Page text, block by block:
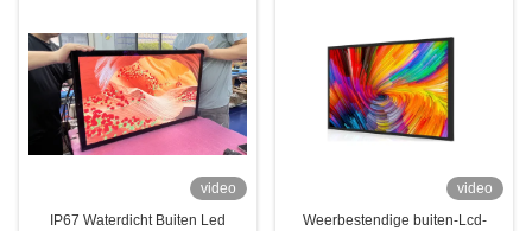
video
IP67 Waterdicht Buiten Led
video
Weerbestendige buiten-Lcd-